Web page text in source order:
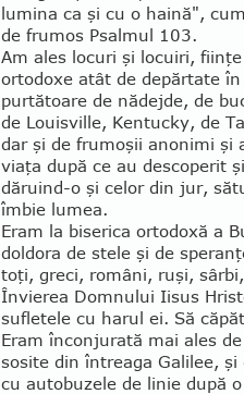
lumina ca şi cu o haină",
de frumos Psalmul 103.
Am ales locuri şi locuiri,
ortodoxe atât de depărtate
purtătoare de nădejde, de
de Louisville, Kentucky, de
dar şi de frumoşii anonimi şi
viaţa după ce au descoperit
dăruind-o şi celor din jur,
îmbie lumea.
Eram la biserica ortodoxă a
doldora de stele şi de
toţi, greci, români, ruşi,
Învierea Dom­nului Iisus
su­fletele cu harul ei. Să
Eram înconjurată mai ales
sosite din întreaga Galilee,
cu autobu­zele de linie după